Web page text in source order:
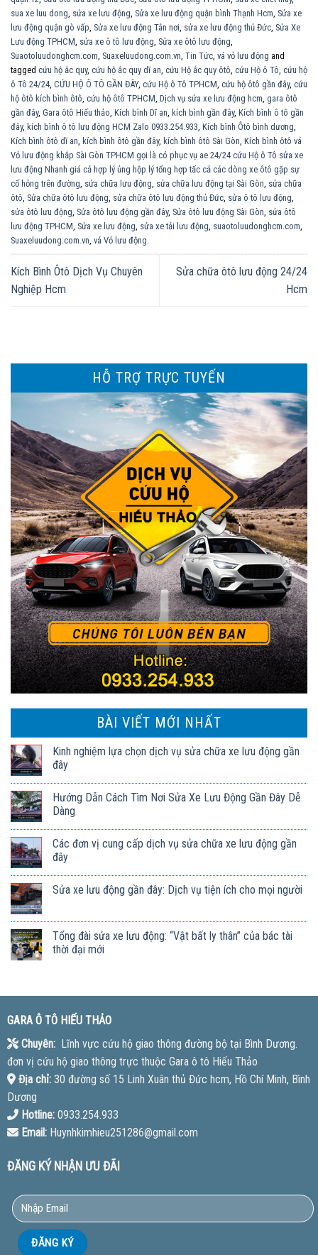
sua xe luu dong, sửa xe lưu động, Sửa xe lưu động quận bình Thạnh Hcm, Sửa xe
lưu động quận gò vấp, Sửa xe lưu động Tân nơi, sửa xe lưu động thủ Đức, Sửa Xe
Lưu động TPHCM, sửa xe ô tô lưu động, Sửa xe ôtô lưu động,
Suaotoluudonghcm.com, Suaxeluudong.com.vn, Tin Tức, vá vỏ lưu động and
tagged cứu hộ ắc quy, cứu hộ ắc quy dĩ an, cứu Hộ ắc quy ôtô, cứu Hộ ô Tô, cứu hộ
ô Tô 24/24, CỨU HỘ Ô TÔ GẦN ĐÂY, cứu Hộ ô Tô TPHCM, cứu hộ ôtô gần đây, cứu
hộ ôtô kích bình ôtô, cứu hộ ôtô TPHCM, Dịch vụ sửa xe lưu động hcm, gara ôtô
gần đây, Gara ôtô Hiếu thảo, Kích bình Dĩ an, kích bình gần đây, Kích bình ô tô gần
đây, kích bình ô tô lưu động HCM Zalo 0933.254.933, Kích bình Ôtô bình dương,
Kích bình ôtô dĩ an, kích bình ôtô gần đây, kích bình ôtô Sài Gòn, Kích bình ôtô vá
Vỏ lưu động khắp Sài Gòn TPHCM gọi là có phục vụ ae 24/24 cứu Hộ ô Tô sửa xe
lưu động Nhanh giá cả hợp lý ủng hộp lý tổng hợp tấc cả các dòng xe ôtô gặp sự
cố hỏng trên đường, sửa chữa lưu động, sửa chữa lưu động tại Sài Gòn, sửa chữa
ôtô, Sửa chữa ôtô lưu động, sửa chữa ôtô lưu động thủ Đức, sửa ô tô lưu động,
sửa ôtô lưu động, Sửa ôtô lưu động gần đây, Sửa ôtô lưu động Sài Gòn, sửa ôtô
lưu động TPHCM, Sửa xe lưu động, sửa xe tải lưu động, suaotoluudonghcm.com,
Suaxeluudong.com.vn, vá Vỏ lưu động.
Kích Bình Ôtô Dịch Vụ Chuyên
Nghiệp Hcm
Sửa chữa ôtô lưu động 24/24
Hcm
HỖ TRỢ TRỰC TUYẾN
BÀI VIẾT MỚI NHẤT
Kinh nghiệm lựa chọn dịch vụ sửa chữa xe lưu động gần
đây
Hướng Dẫn Cách Tìm Nơi Sửa Xe Lưu Động Gần Đây Dễ
Dàng
Các đơn vị cung cấp dịch vụ sửa chữa xe lưu động gần
đây
Sửa xe lưu động gần đây: Dịch vụ tiện ích cho mọi người
Tổng đài sửa xe lưu động: “Vật bất ly thân” của bác tài
thời đại mới
GARA Ô TÔ HIẾU THẢO
Chuyên:Lĩnh vực cứu hộ giao thông đường bộ tại Bình Dương.
đơn vị cứu hộ giao thông trực thuộc Gara ô tô Hiếu Thảo
Địa chỉ:30 đường số 15 Linh Xuân thủ Đức hcm, Hồ Chí Minh, Bình
Dương
Hotline:0933.254.933
Email:Huynhkimhieu251286@gmail.com
ĐĂNG KÝ NHẬN ƯU ĐÃI